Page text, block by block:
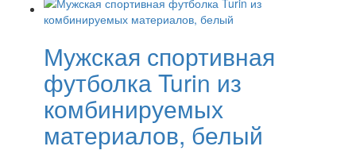
Мужская спортивная
футболка Turin из
комбинируемых
материалов, белый